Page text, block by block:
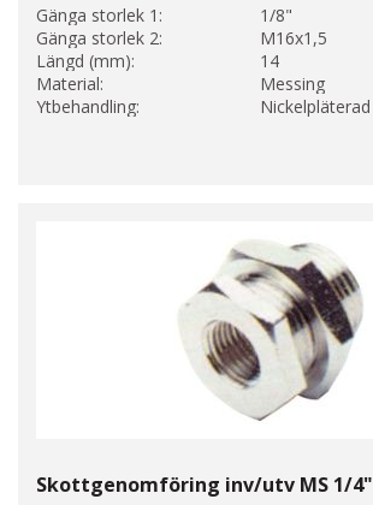
Gänga storlek 1:
1/8"
Gänga storlek 2:
M16x1,5
Längd (mm):
14
Material:
Messing
Ytbehandling:
Nickelpläterad
Skottgenomföring inv/utv MS 1/4"